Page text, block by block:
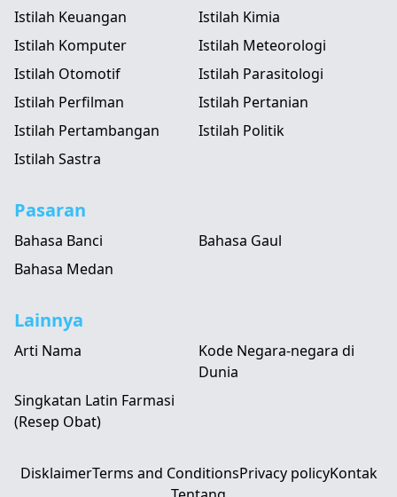
Istilah Keuangan
Istilah Kimia
Istilah Komputer
Istilah Meteorologi
Istilah Otomotif
Istilah Parasitologi
Istilah Perfilman
Istilah Pertanian
Istilah Pertambangan
Istilah Politik
Istilah Sastra
Pasaran
Bahasa Banci
Bahasa Gaul
Bahasa Medan
Lainnya
Arti Nama
Kode Negara-negara di
Dunia
Singkatan Latin Farmasi
(Resep Obat)
DisklaimerTerms and ConditionsPrivacy policyKontak